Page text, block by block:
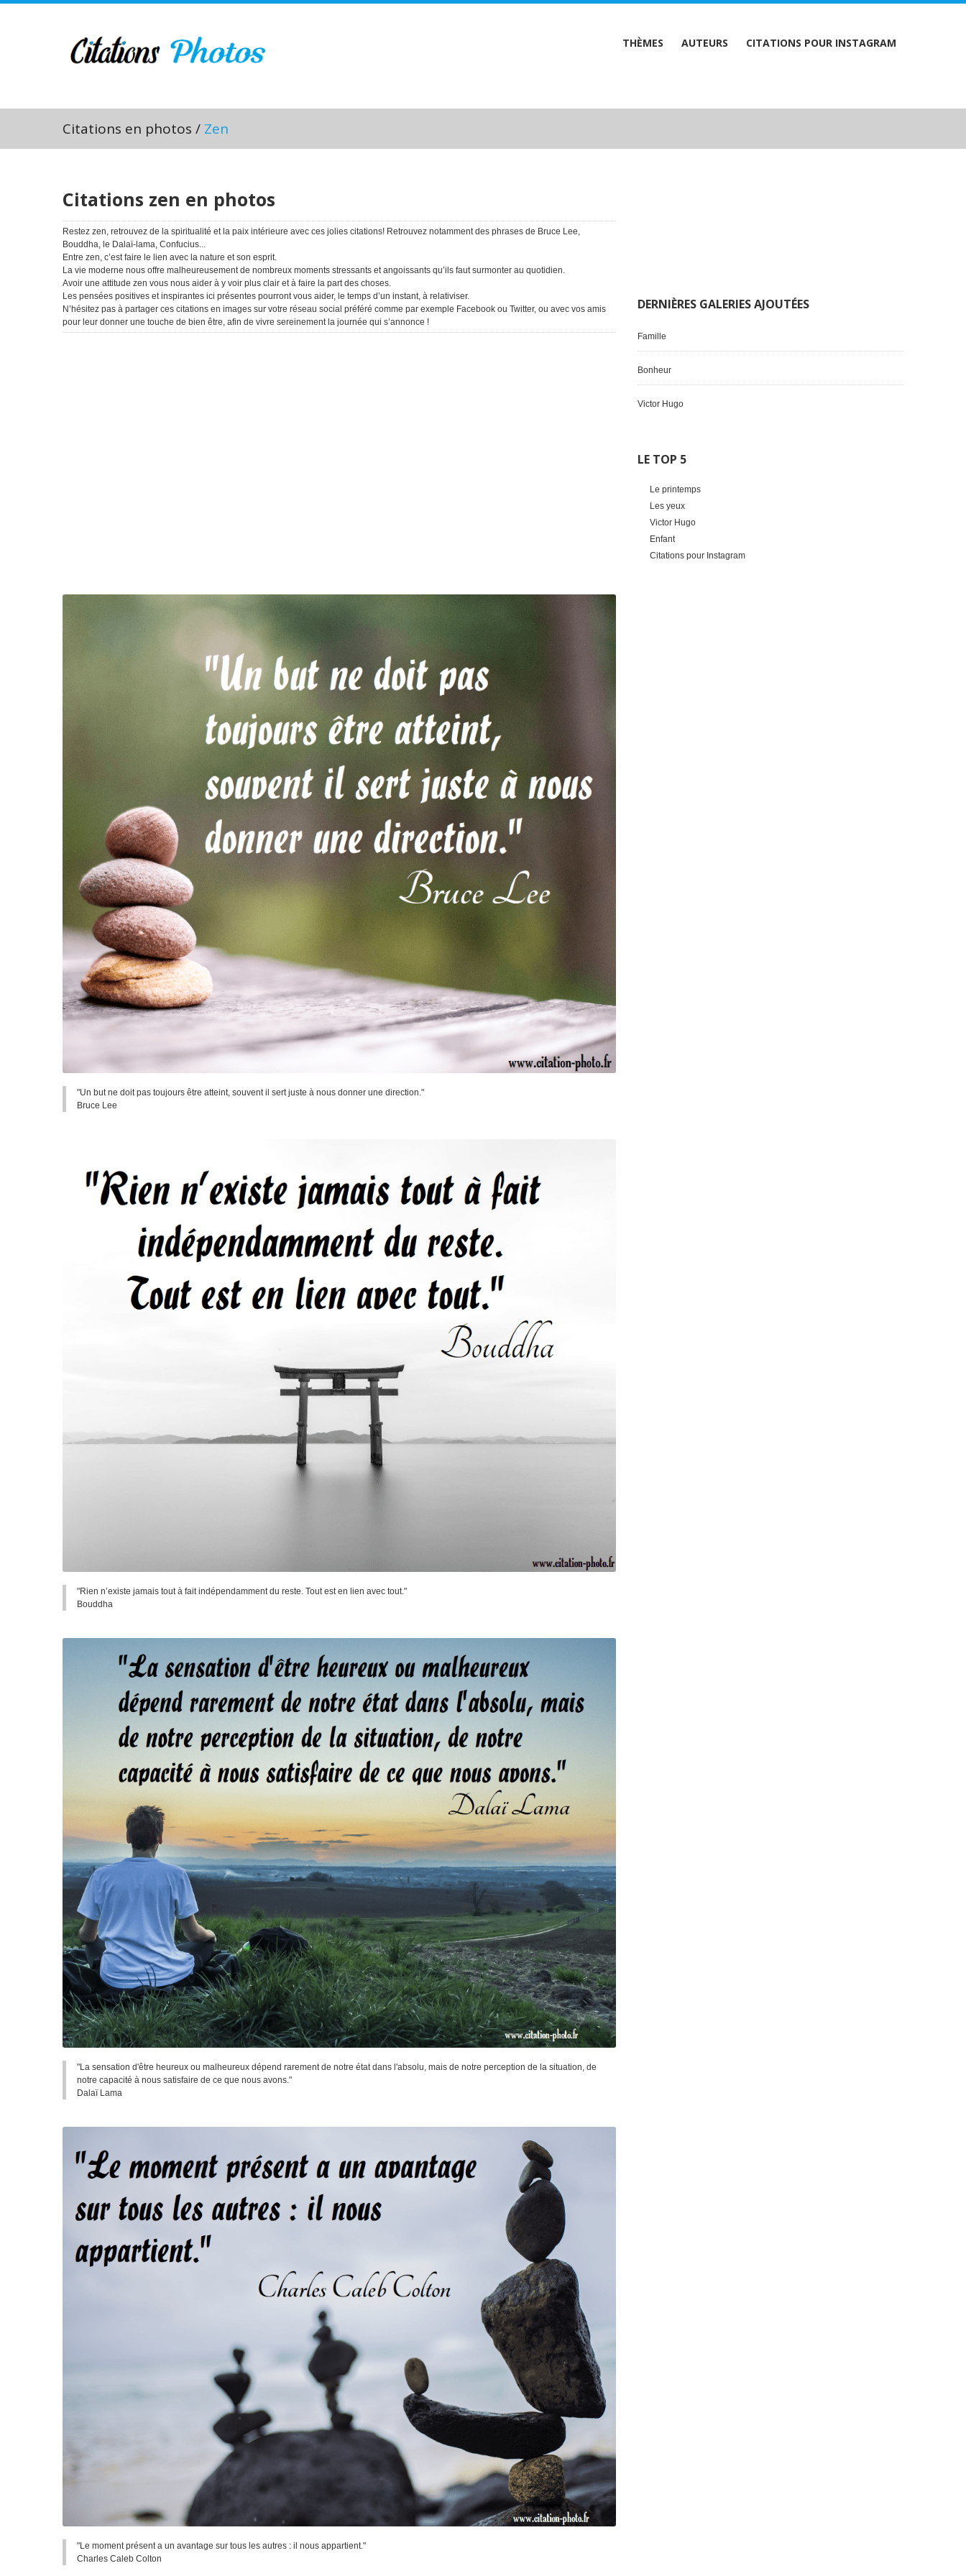
THÈMES AUTEURS CITATIONS POUR INSTAGRAM
Citations en photos / Zen
Citations zen en photos
Restez zen, retrouvez de la spiritualité et la paix intérieure avec ces jolies citations! Retrouvez notamment des phrases de Bruce Lee,
Bouddha, le Dalaï-lama, Confucius...
Entre zen, c’est faire le lien avec la nature et son esprit.
La vie moderne nous offre malheureusement de nombreux moments stressants et angoissants qu’ils faut surmonter au quotidien.
Avoir une attitude zen vous nous aider à y voir plus clair et à faire la part des choses.
Les pensées positives et inspirantes ici présentes pourront vous aider, le temps d’un instant, à relativiser.
N’hésitez pas à partager ces citations en images sur votre réseau social préféré comme par exemple Facebook ou Twitter, ou avec vos amis
pour leur donner une touche de bien être, afin de vivre sereinement la journée qui s’annonce !
"Un but ne doit pas toujours être atteint, souvent il sert juste à nous donner une direction."
Bruce Lee
"Rien n’existe jamais tout à fait indépendamment du reste. Tout est en lien avec tout."
Bouddha
"La sensation d'être heureux ou malheureux dépend rarement de notre état dans l'absolu, mais de notre perception de la situation, de
notre capacité à nous satisfaire de ce que nous avons."
Dalaï Lama
"Le moment présent a un avantage sur tous les autres : il nous appartient."
Charles Caleb Colton
DERNIÈRES GALERIES AJOUTÉES
Famille
Bonheur
Victor Hugo
LE TOP 5
Le printemps
Les yeux
Victor Hugo
Enfant
Citations pour Instagram